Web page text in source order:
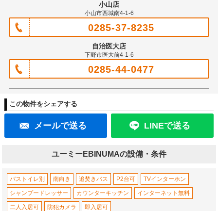
小山店
小山市西城南4-1-6
0285-37-8235
自治医大店
下野市医大前4-1-6
0285-44-0477
この物件をシェアする
メールで送る LINEで送る
ユーミーEBINUMAの設備・条件
バストイレ別 南向き 追焚きバス P2台可 TVインターホン
シャンプードレッサー カウンターキッチン インターネット無料
二人入居可 防犯カメラ 即入居可